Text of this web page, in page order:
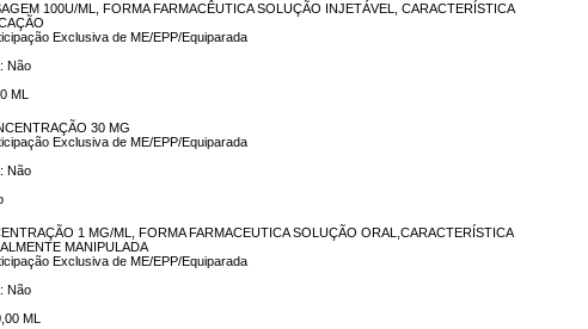
100U/ML, FORMA FARMACÊUTICA SOLUÇÃO INJETÁVEL, CARACTERÍSTICA
Exclusiva de ME/EPP/Equiparada
Não
ML
30 MG
Exclusiva de ME/EPP/Equiparada
Não
1 MG/ML, FORMA FARMACEUTICA SOLUÇÃO ORAL,CARACTERÍSTICA
MANIPULADA
Exclusiva de ME/EPP/Equiparada
Não
ML